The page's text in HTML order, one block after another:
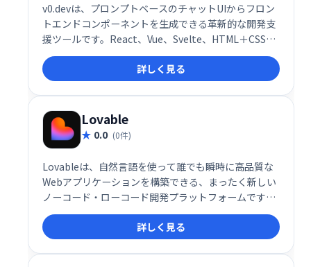
v0.devは、プロンプトベースのチャットUIからフロン
トエンドコンポーネントを生成できる革新的な開発支
援ツールです。React、Vue、Svelte、HTML＋CSSと
いった主要なフロントエンド技術に対応し、プログラ
マーが自然言語でUIやコードの指示を出すだけで、す
ぐに利用可能なコードを生成します。コードはそのま
まコピー・ダウンロードできるだけでなく、shadcn
CLIを使ってNext.jsプロジェクトへの組み込みまで一
気に行える点が大きな特長です。
詳しく見る
Lovable
0.0 (0件)
Lovableは、自然言語を使って誰でも瞬時に高品質な
Webアプリケーションを構築できる、まったく新しい
ノーコード・ローコード開発プラットフォームです。
「アイデアからアプリまで数秒」というコンセプトの
もと、Lovableは“スーパーヒューマンなフルスタック
エンジニア”として、開発の常識を根底から覆します。
詳しく見る